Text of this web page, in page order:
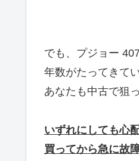
でも、プジョー
年数がたってきて
あなたも中古で狙
いずれにしても心
買ってから急に故